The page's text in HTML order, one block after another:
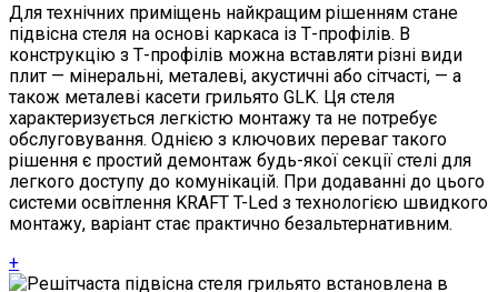
Для технічних приміщень найкращим рішенням стане
підвісна стеля на основі каркаса із Т-профілів. В
конструкцію з Т-профілів можна вставляти різні види
плит — мінеральні, металеві, акустичні або сітчасті, — а
також металеві касети грильято GLK. Ця стеля
характеризується легкістю монтажу та не потребує
обслуговування. Однією з ключових переваг такого
рішення є простий демонтаж будь-якої секції стелі для
легкого доступу до комунікацій. При додаванні до цього
системи освітлення KRAFT T-Led з технологією швидкого
монтажу, варіант стає практично безальтернативним.
+